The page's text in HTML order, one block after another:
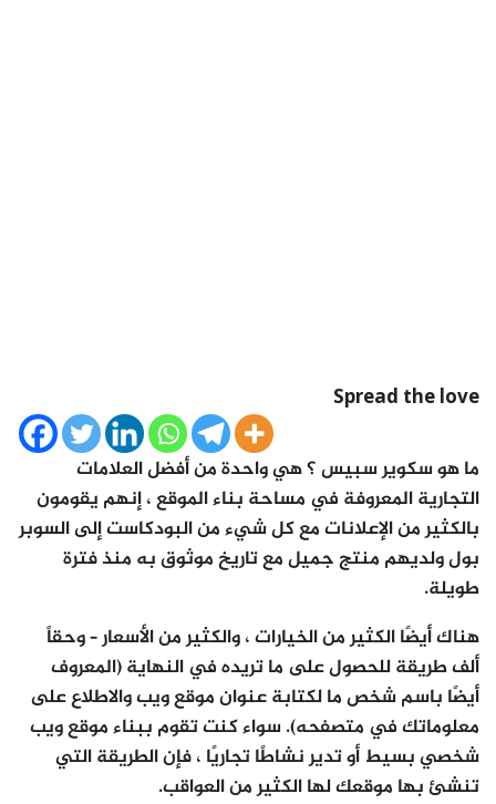
Spread the love
ما هو سكوير سبيس ؟ هي واحدة من أفضل العلامات
التجارية المعروفة في مساحة بناء الموقع ، إنهم يقومون
بالكثير من الإعلانات مع كل شيء من البودكاست إلى السوبر
بول ولديهم منتج جميل مع تاريخ موثوق به منذ فترة
طويلة.
هناك أيضًا الكثير من الخيارات ، والكثير من الأسعار – وحقاً
ألف طريقة للحصول على ما تريده في النهاية (المعروف
أيضًا باسم شخص ما لكتابة عنوان موقع ويب والاطلاع على
معلوماتك في متصفحه). سواء كنت تقوم ببناء موقع ويب
شخصي بسيط أو تدير نشاطًا تجاريًا ، فإن الطريقة التي
تنشئ بها موقعك لها الكثير من العواقب.